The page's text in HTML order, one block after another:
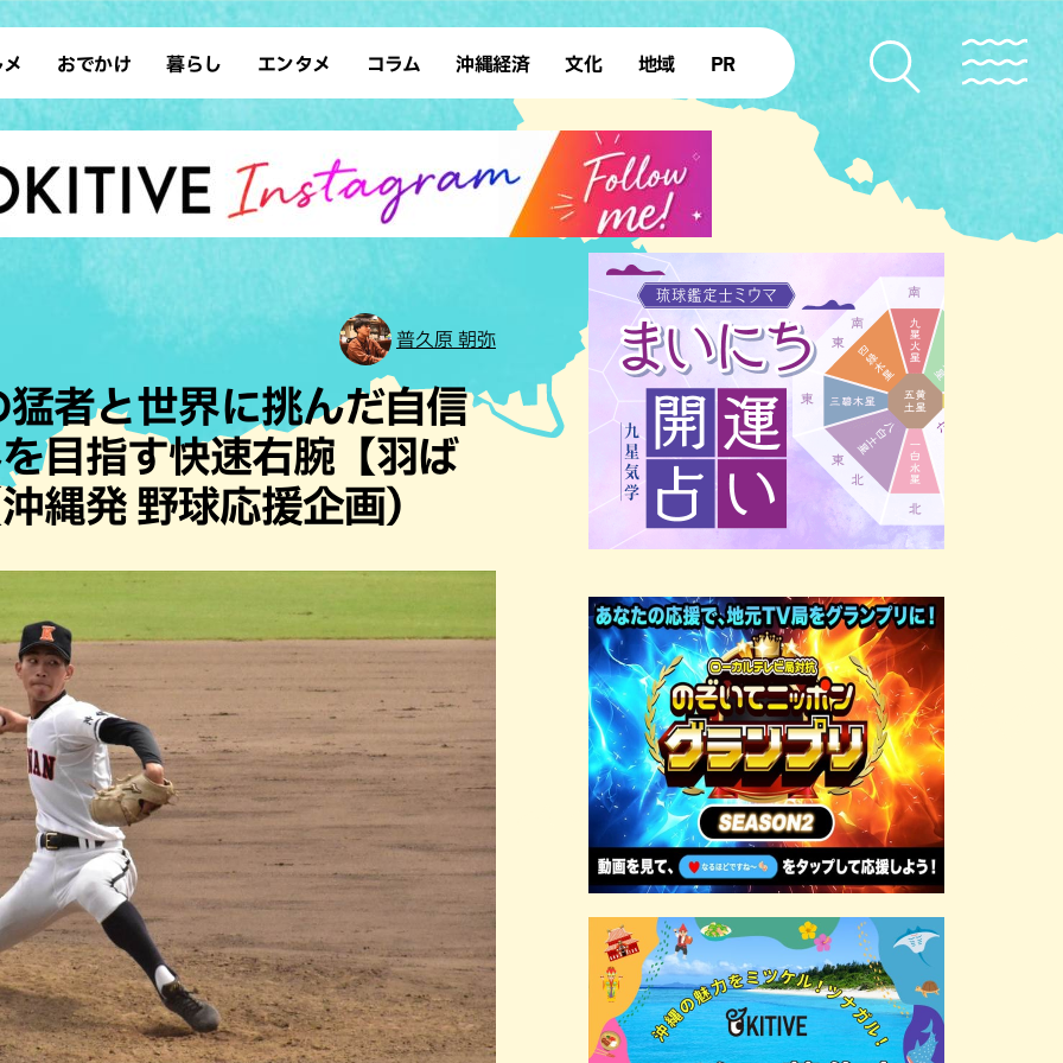
ン 沖縄そば
ウト カフェ
和食・日本料理
アジア・エスニック
イタリアン
・焼肉 焼鳥・串料理
肉料理 居酒屋・バー
イキング スイーツ
タコス・タコライス
おでかけ
デート ドライブ
散歩 ソロ活
歴史
レジャー
サウナ 公園
沖縄の海
暮らし
レシピ SDGs
ファッション ローカルニュース
沖縄移住 沖縄旧暦行事
エンタメ
スポーツ 占い
タレント・芸人 テレビ
コラム 沖縄経済 文化
復帰50年
地域
本島北部
本島南部 先島諸島
北部離島
PR
普久原 朝弥
者と世界に挑んだ自信
目指す快速右腕【羽ば
縄発 野球応援企画）